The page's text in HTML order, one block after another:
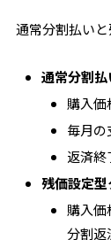
通常分割払い
通常分割払
購入
毎月の
返済終
残価設定
購入価
分割返